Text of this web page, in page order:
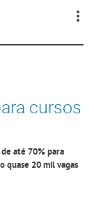
cursos
até 70% para
quase 20 mil vagas